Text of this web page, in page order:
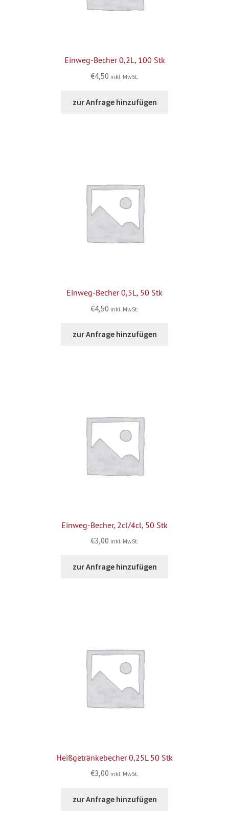
Einweg-Becher 0,2L, 100 Stk
€4,50 inkl. MwSt.
zur Anfrage hinzufügen
Einweg-Becher 0,5L, 50 Stk
€4,50 inkl. MwSt.
zur Anfrage hinzufügen
Einweg-Becher, 2cl/4cl, 50 Stk
€3,00 inkl. MwSt.
zur Anfrage hinzufügen
Heißgetränkebecher 0,25L 50 Stk
€3,00 inkl. MwSt.
zur Anfrage hinzufügen